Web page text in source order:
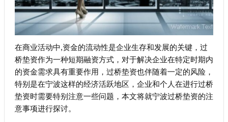
在商业活动中,资金的流动性是企业生存和发展的关键，过
桥垫资作为一种短期融资方式，对于解决企业在特定时期内
的资金需求具有重要作用，过桥垫资也伴随着一定的风险，
特别是在宁波这样的经济活跃地区，企业和个人在进行过桥
垫资时需要特别注意一些问题，本文将就宁波过桥垫资的注
意事项进行探讨。